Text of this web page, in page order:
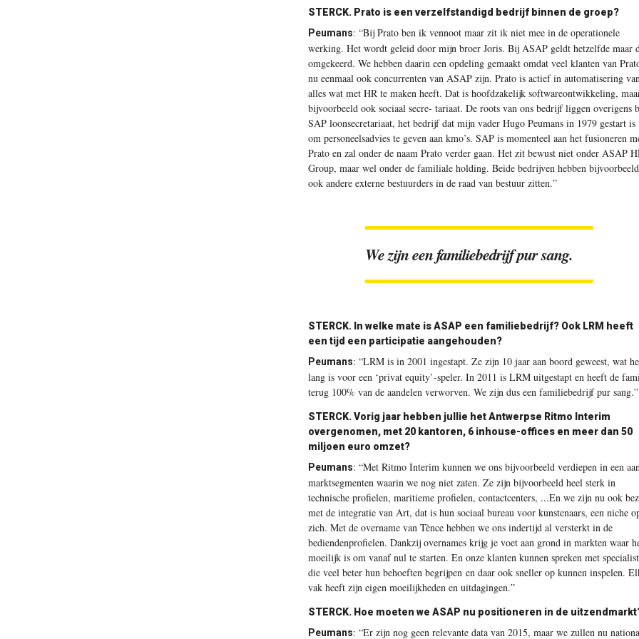
STERCK. Prato is een verzelfstandigd bedrijf binnen de groep?
Peumans: “Bij Prato ben ik vennoot maar zit ik niet mee in de operationele
werking. Het wordt geleid door mijn broer Joris. Bij ASAP geldt hetzelfde maar
omgekeerd. We hebben daarin een opdeling gemaakt omdat veel klanten van
nu eenmaal ook concurrenten van ASAP zijn. Prato is actief in automatisering
alles wat met HR te maken heeft. Dat is hoofdzakelijk softwareontwikkeling,
bijvoorbeeld ook sociaal secre- tariaat. De roots van ons bedrijf liggen overigens
SAP loonsecretariaat, het bedrijf dat mijn vader Hugo Peumans in 1979 gestart is
om personeelsadvies te geven aan kmo’s. SAP is momenteel aan het fusioneren
Prato en zal onder de naam Prato verder gaan. Het zit bewust niet onder ASAP
Group, maar wel onder de familiale holding. Beide bedrijven hebben bijvoorbeeld
ook andere externe bestuurders in de raad van bestuur zitten.”
We zijn een familiebedrijf pur sang.
STERCK. In welke mate is ASAP een familiebedrijf? Ook LRM heeft
een tijd een participatie aangehouden?
Peumans: “LRM is in 2001 ingestapt. Ze zijn 10 jaar aan boord geweest, wat
lang is voor een ‘privat equity’-speler. In 2011 is LRM uitgestapt en heeft de
terug 100% van de aandelen verworven. We zijn dus een familiebedrijf pur sang.”
STERCK. Vorig jaar hebben jullie het Antwerpse Ritmo Interim
overgenomen, met 20 kantoren, 6 inhouse-offices en meer dan 50
miljoen euro omzet?
Peumans: “Met Ritmo Interim kunnen we ons bijvoorbeeld verdiepen in een
marktsegmenten waarin we nog niet zaten. Ze zijn bijvoorbeeld heel sterk in
technische profielen, maritieme profielen, contactcenters, ...En we zijn nu ook
met de integratie van Art, dat is hun sociaal bureau voor kunstenaars, een niche
zich. Met de overname van Tènce hebben we ons indertijd al versterkt in de
bediendenprofielen. Dankzij overnames krijg je voet aan grond in markten waar
moeilijk is om vanaf nul te starten. En onze klanten kunnen spreken met
die veel beter hun behoeften begrijpen en daar ook sneller op kunnen inspelen.
vak heeft zijn eigen moeilijkheden en uitdagingen.”
STERCK. Hoe moeten we ASAP nu positioneren in de
Peumans: “Er zijn nog geen relevante data van 2015, maar we zullen nu